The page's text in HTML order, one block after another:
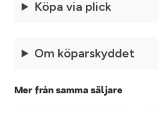
Köpa via plick
Om köparskyddet
Mer från samma säljare